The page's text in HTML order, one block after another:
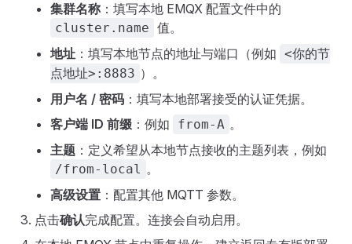
集群名称 ：填写本地 EMQX 配置文件中的
cluster.name 值。
地址 ：填写本地节点的地址与端口（例如 <你的节
点地址>:8883 ）。
用户名 / 密码 ：填写本地部署接受的认证凭据。
客户端 ID 前缀 ：例如 from-A 。
主题 ：定义希望从本地节点接收的主题列表，例如
/from-local 。
高级设置 ：配置其他 MQTT 参数。
点击确认完成配置。连接会自动启用。